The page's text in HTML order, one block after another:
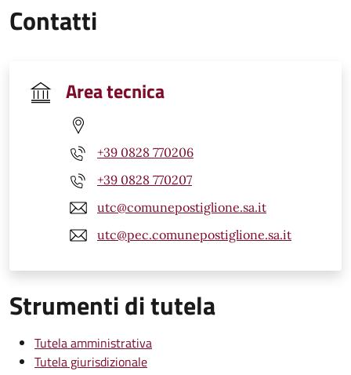
Contatti
Area tecnica
+39 0828 770206
+39 0828 770207
utc@comunepostiglione.sa.it
utc@pec.comunepostiglione.sa.it
Strumenti di tutela
Tutela amministrativa
Tutela giurisdizionale